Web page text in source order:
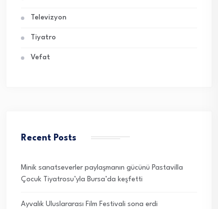
Televizyon
Tiyatro
Vefat
Recent Posts
Minik sanatseverler paylaşmanın gücünü Pastavilla
Çocuk Tiyatrosu’yla Bursa’da keşfetti
Ayvalık Uluslararası Film Festivali sona erdi